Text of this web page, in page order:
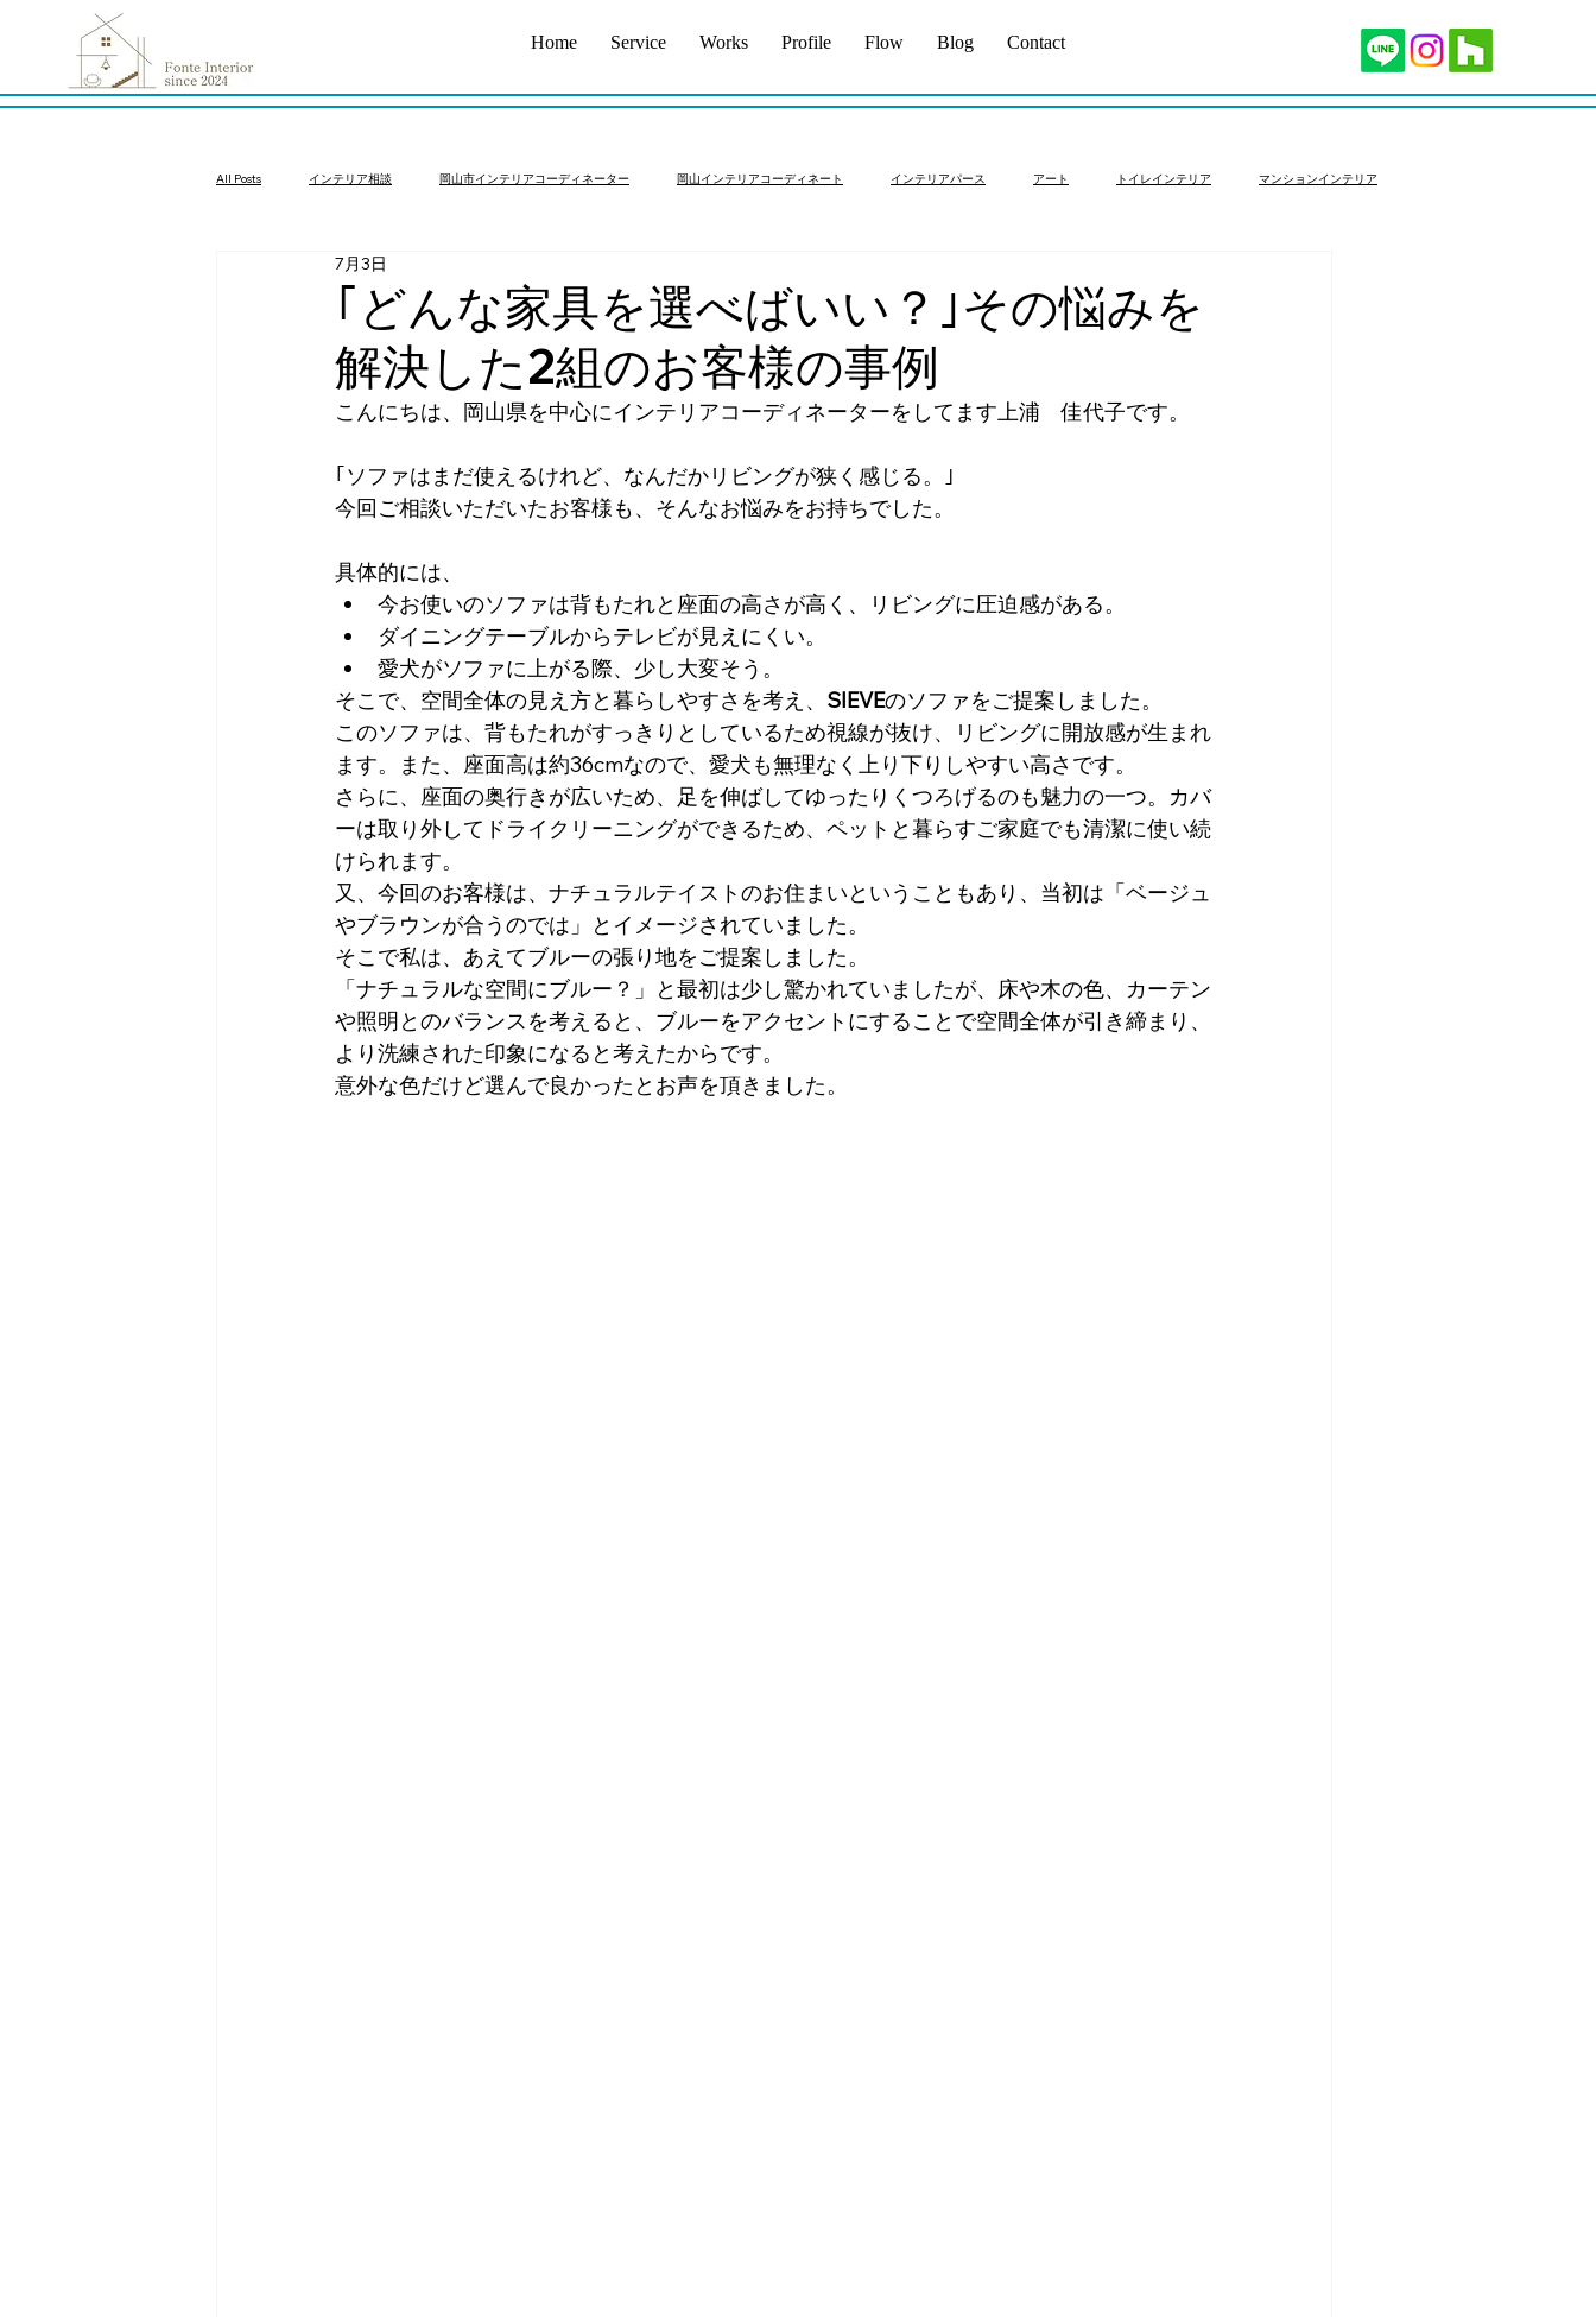
Home Service Works Profile Flow Blog Contact
All Posts インテリア相談 岡山市インテリアコーディネーター 岡山インテリアコーディネート インテリアパース アート トイレインテリア マンションインテリア
インテリアコーディネート依頼
｢どんな家具を選べばいい？｣その悩みを
解決した2組のお客様の事例
7月3日
こんにちは、岡山県を中心にインテリアコーディネーターをしてます上浦　佳代子です。
｢ソファはまだ使えるけれど、なんだかリビングが狭く感じる。｣
今回ご相談いただいたお客様も、そんなお悩みをお持ちでした。
具体的には、
今お使いのソファは背もたれと座面の高さが高く、リビングに圧迫感がある。
ダイニングテーブルからテレビが見えにくい。
愛犬がソファに上がる際、少し大変そう。
そこで、空間全体の見え方と暮らしやすさを考え、 SIEVEのソファをご提案しました。
このソファは、背もたれがすっきりとしているため視線が抜け、リビングに開放感が生まれ
ます。また、座面高は約36cmなので、愛犬も無理なく上り下りしやすい高さです。
さらに、座面の奥行きが広いため、足を伸ばしてゆったりくつろげるのも魅力の一つ。カバ
ーは取り外してドライクリーニングができるため、ペットと暮らすご家庭でも清潔に使い続
けられます。
又、今回のお客様は、ナチュラルテイストのお住まいということもあり、当初は「ベージュ
やブラウンが合うのでは」とイメージされていました。
そこで私は、あえてブルーの張り地をご提案しました。
「ナチュラルな空間にブルー？」と最初は少し驚かれていましたが、床や木の色、カーテン
や照明とのバランスを考えると、ブルーをアクセントにすることで空間全体が引き締まり、
より洗練された印象になると考えたからです。
意外な色だけど選んで良かったとお声を頂きました。